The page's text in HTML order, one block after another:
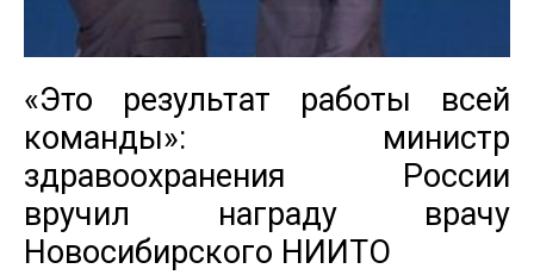
«Это результат работы всей
команды»: министр
здравоохранения России
вручил награду врачу
Новосибирского НИИТО